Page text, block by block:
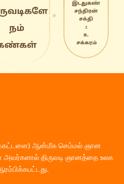
ஆன்மீக செம்மல் ஞான
அவர்களால் திருவடி ஞானத்தை உலக